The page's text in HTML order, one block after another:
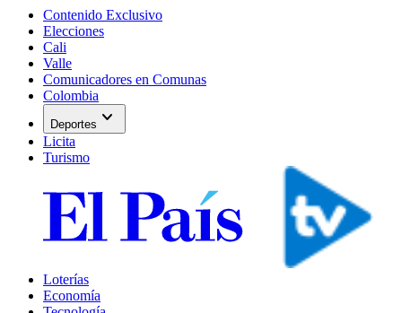
Contenido Exclusivo
Elecciones
Cali
Valle
Comunicadores en Comunas
Colombia
Deportes expand_more
Licita
Turismo
Loterías
Economía